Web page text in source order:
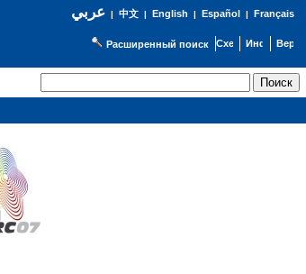
عربي| 中文| English | Español | Français
Расширенный поиск